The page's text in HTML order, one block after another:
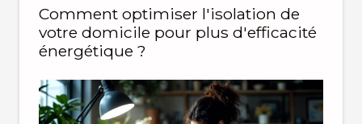
Comment optimiser l'isolation de
votre domicile pour plus d'efficacité
énergétique ?